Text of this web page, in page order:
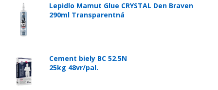
Lepidlo Mamut Glue CRYSTAL Den Braven
290ml Transparentná
Cement biely BC 52.5N
25kg 48vr/pal.